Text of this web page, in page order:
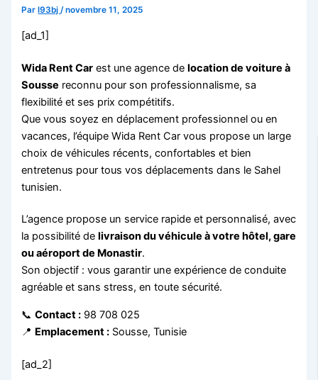
Par l93bj/novembre 11, 2025
[ad_1]
Wida Rent Car est une agence delocation de voiture à
Sousse reconnu pour son professionnalisme, sa
flexibilité et ses prix compétitifs.
Que vous soyez en déplacement professionnel ou en
vacances, l’équipe Wida Rent Car vous propose un large
choix de véhicules récents, confortables et bien
entretenus pour tous vos déplacements dans le Sahel
tunisien.
L’agence propose un service rapide et personnalisé, avec
la possibilité de livraison du véhicule à votre hôtel, gare
ou aéroport de Monastir.
Son objectif : vous garantir une expérience de conduite
agréable et sans stress, en toute sécurité.
📞Contact : 98 708 025
📍 Emplacement : Sousse, Tunisie
[ad_2]